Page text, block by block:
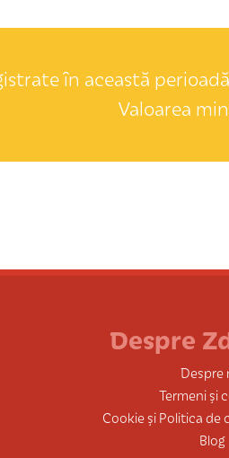
în această
Valoarea
Despre
Despre
Termeni și
Cookie și Politica
Blog